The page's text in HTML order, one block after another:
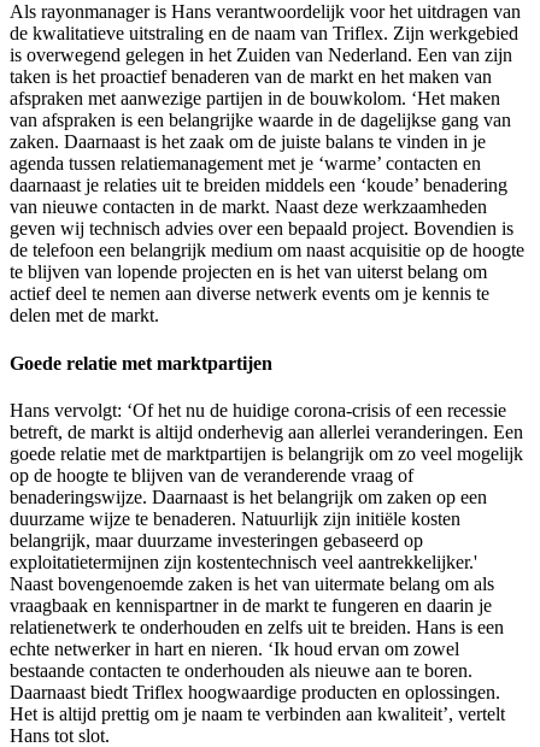
Als rayonmanager is Hans verantwoordelijk voor het uitdragen van
de kwalitatieve uitstraling en de naam van Triflex. Zijn werkgebied
is overwegend gelegen in het Zuiden van Nederland. Een van zijn
taken is het proactief benaderen van de markt en het maken van
afspraken met aanwezige partijen in de bouwkolom. ‘Het maken
van afspraken is een belangrijke waarde in de dagelijkse gang van
zaken. Daarnaast is het zaak om de juiste balans te vinden in je
agenda tussen relatiemanagement met je ‘warme’ contacten en
daarnaast je relaties uit te breiden middels een ‘koude’ benadering
van nieuwe contacten in de markt. Naast deze werkzaamheden
geven wij technisch advies over een bepaald project. Bovendien is
de telefoon een belangrijk medium om naast acquisitie op de hoogte
te blijven van lopende projecten en is het van uiterst belang om
actief deel te nemen aan diverse netwerk events om je kennis te
delen met de markt.
Goede relatie met marktpartijen
Hans vervolgt: ‘Of het nu de huidige corona-crisis of een recessie
betreft, de markt is altijd onderhevig aan allerlei veranderingen. Een
goede relatie met de marktpartijen is belangrijk om zo veel mogelijk
op de hoogte te blijven van de veranderende vraag of
benaderingswijze. Daarnaast is het belangrijk om zaken op een
duurzame wijze te benaderen. Natuurlijk zijn initiële kosten
belangrijk, maar duurzame investeringen gebaseerd op
exploitatietermijnen zijn kostentechnisch veel aantrekkelijker.'
Naast bovengenoemde zaken is het van uitermate belang om als
vraagbaak en kennispartner in de markt te fungeren en daarin je
relatienetwerk te onderhouden en zelfs uit te breiden. Hans is een
echte netwerker in hart en nieren. ‘Ik houd ervan om zowel
bestaande contacten te onderhouden als nieuwe aan te boren.
Daarnaast biedt Triflex hoogwaardige producten en oplossingen.
Het is altijd prettig om je naam te verbinden aan kwaliteit’, vertelt
Hans tot slot.